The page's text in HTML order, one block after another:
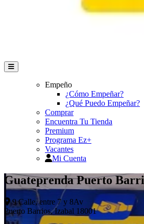
Empeño
¿Cómo Empeñar?
¿Qué Puedo Empeñar?
Comprar
Encuentra Tu Tienda
Premium
Programa Ez+
Vacantes
Mi Cuenta
Guateprenda Puerto
9 Calle, entre 7 y 8Av
Puerto Barrios, Izabal 18001